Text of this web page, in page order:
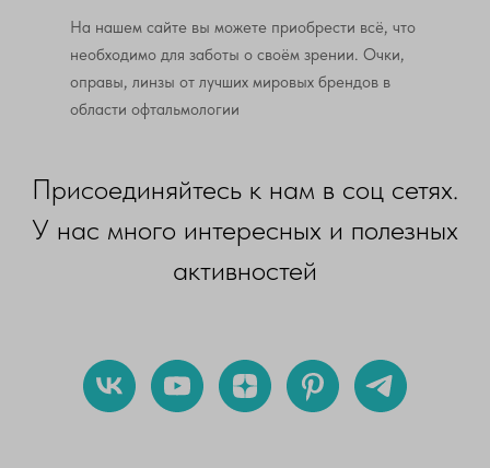
На нашем сайте вы можете приобрести всё, что
необходимо для заботы о своём зрении. Очки,
оправы, линзы от лучших мировых брендов в
области офтальмологии
Присоединяйтесь к нам в соц сетях.
У нас много интересных и полезных
активностей